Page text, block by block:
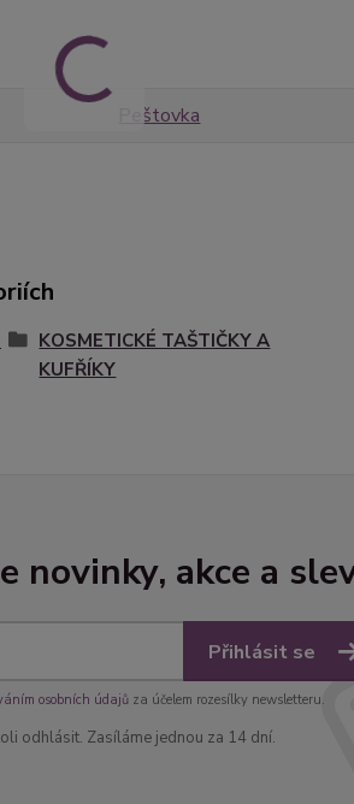
Peštovka
KOSMETICKÉ TAŠTIČKY A
KUFŘÍKY
novinky, akce a
Přihlásit se
osobních údajůza účelem rozesílky newsletteru.
odhlásit. Zasíláme jednou za 14 dní.